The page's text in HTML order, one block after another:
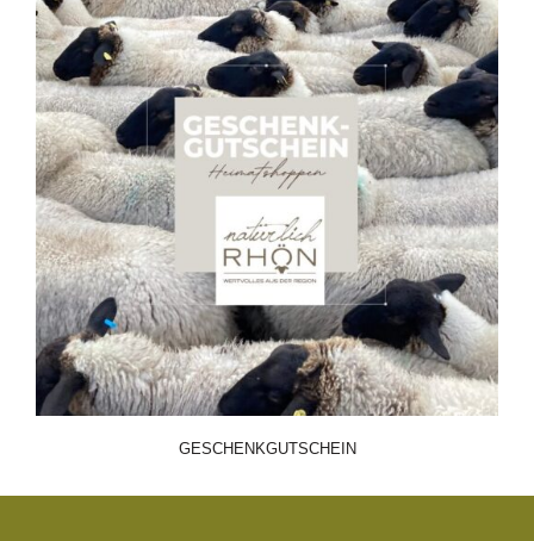
GESCHENKGUTSCHEIN